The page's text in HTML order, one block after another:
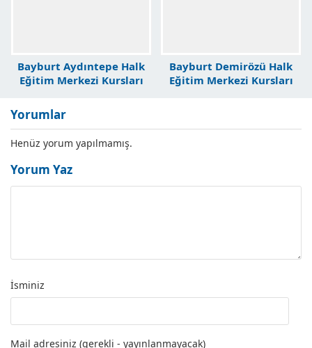
Bayburt Aydıntepe Halk
Eğitim Merkezi Kursları
Bayburt Demirözü Halk
Eğitim Merkezi Kursları
Yorumlar
Henüz yorum yapılmamış.
Yorum Yaz
İsminiz
Mail adresiniz (gerekli - yayınlanmayacak)